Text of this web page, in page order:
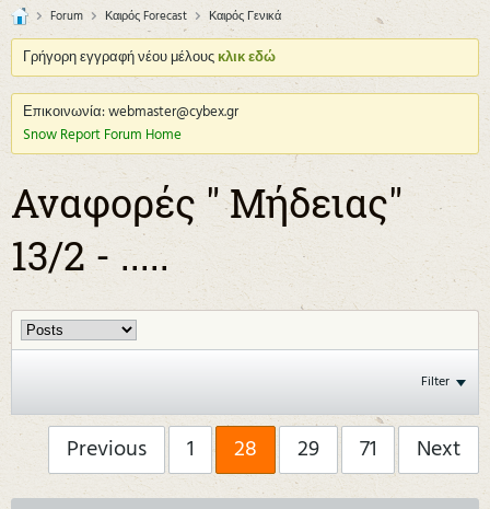
Forum Καιρός Forecast Καιρός Γενικά
Γρήγορη εγγραφή νέου μέλουςκλικ εδώ
Επικοινωνία: webmaster@cybex.gr
Snow Report Forum Home
Αναφορές " Μήδειας"
13/2 - .....
Filter
Previous 1 28 29 71 Next